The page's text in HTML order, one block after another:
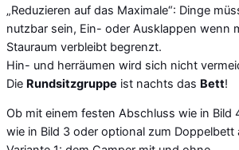
„Reduzieren auf das Maximale“: Dinge
nutzbar sein, Ein- oder Ausklappen wenn
Stauraum verbleibt begrenzt.
Hin- und herräumen wird sich nicht
Die Rundsitzgruppe ist nachts das Bett!
Ob mit einem festen Abschluss wie in Bild
wie in Bild 3 oder optional zum Doppelbett